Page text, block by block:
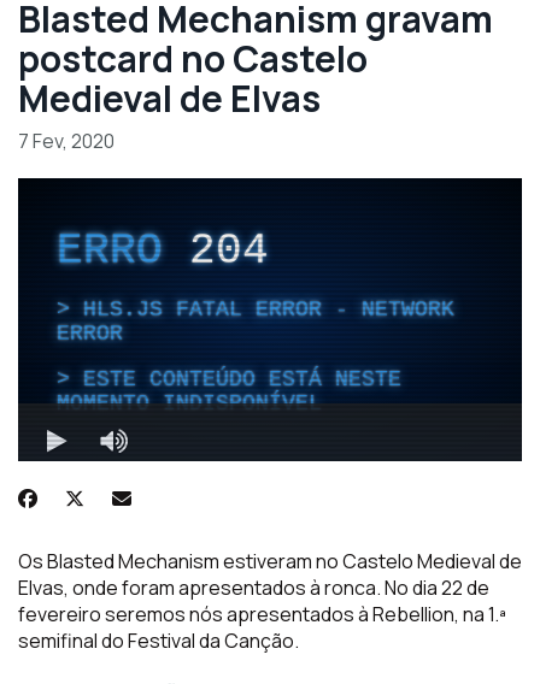
Blasted Mechanism gravam
postcard no Castelo
Medieval de Elvas
7 Fev, 2020
Os Blasted Mechanism estiveram no Castelo Medieval de
Elvas, onde foram apresentados à ronca. No dia 22 de
fevereiro seremos nós apresentados à Rebellion, na 1.ª
semifinal do Festival da Canção.